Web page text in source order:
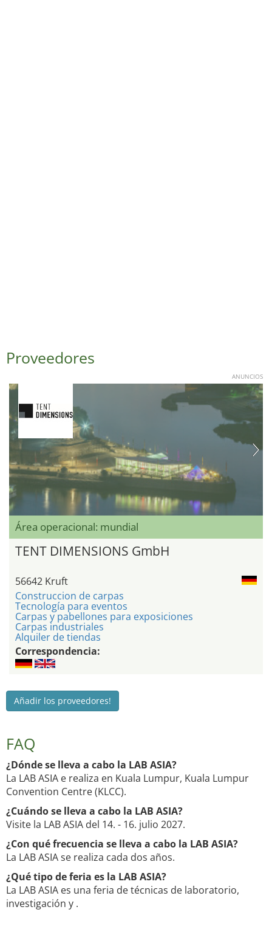
Proveedores
ANUNCIOS
Área operacional: mundial
TENT DIMENSIONS GmbH
56642 Kruft
Construccion de carpas
Tecnología para eventos
Carpas y pabellones para exposiciones
Carpas industriales
Alquiler de tiendas
Correspondencia:
Añadir los proveedores!
FAQ
¿Dónde se lleva a cabo la LAB ASIA?
La LAB ASIA e realiza en Kuala Lumpur, Kuala Lumpur
Convention Centre (KLCC).
¿Cuándo se lleva a cabo la LAB ASIA?
Visite la LAB ASIA del 14. - 16. julio 2027.
¿Con qué frecuencia se lleva a cabo la LAB ASIA?
La LAB ASIA se realiza cada dos años.
¿Qué tipo de feria es la LAB ASIA?
La LAB ASIA es una feria de técnicas de laboratorio,
investigación y .